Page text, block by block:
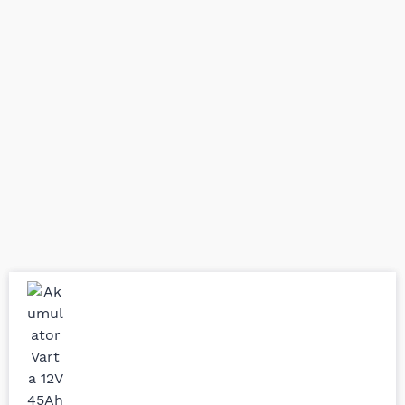
Uporedila sam sve
moguće online
prodavnice auto delova
i definitivno najbolje